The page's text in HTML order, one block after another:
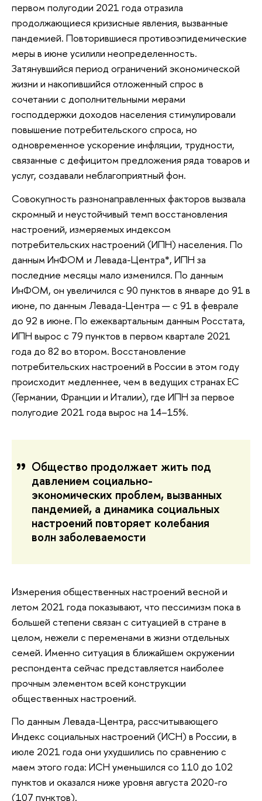
первом полугодии 2021 года отразила
продолжающиеся кризисные явления, вызванные
пандемией. Повторившиеся противоэпидемические
меры в июне усилили неопределенность.
Затянувшийся период ограничений экономической
жизни и накопившийся отложенный спрос в
сочетании с дополнительными мерами
господдержки доходов населения стимулировали
повышение потребительского спроса, но
одновременное ускорение инфляции, трудности,
связанные с дефицитом предложения ряда товаров и
услуг, создавали неблагоприятный фон.
Совокупность разнонаправленных факторов вызвала
скромный и неустойчивый темп восстановления
настроений, измеряемых индексом
потребительских настроений (ИПН) населения. По
данным ИнФОМ и Левада-Центра*, ИПН за
последние месяцы мало изменился. По данным
ИнФОМ, он увеличился с 90 пунктов в январе до 91 в
июне, по данным Левада-Центра — с 91 в феврале
до 92 в июне. По ежеквартальным данным Росстата,
ИПН вырос с 79 пунктов в первом квартале 2021
года до 82 во втором. Восстановление
потребительских настроений в России в этом году
происходит медленнее, чем в ведущих странах ЕС
(Германии, Франции и Италии), где ИПН за первое
полугодие 2021 года вырос на 14–15%.
Общество продолжает жить под
давлением социально-
экономических проблем, вызванных
пандемией, а динамика социальных
настроений повторяет колебания
волн заболеваемости
Измерения общественных настроений весной и
летом 2021 года показывают, что пессимизм пока в
большей степени связан с ситуацией в стране в
целом, нежели с переменами в жизни отдельных
семей. Именно ситуация в ближайшем окружении
респондента сейчас представляется наиболее
прочным элементом всей конструкции
общественных настроений.
По данным Левада-Центра, рассчитывающего
Индекс социальных настроений (ИСН) в России, в
июле 2021 года они ухудшились по сравнению с
маем этого года: ИСН уменьшился со 110 до 102
пунктов и оказался ниже уровня августа 2020-го
(107 пунктов).